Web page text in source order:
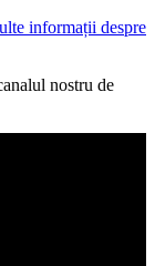
informații despre
nostru de